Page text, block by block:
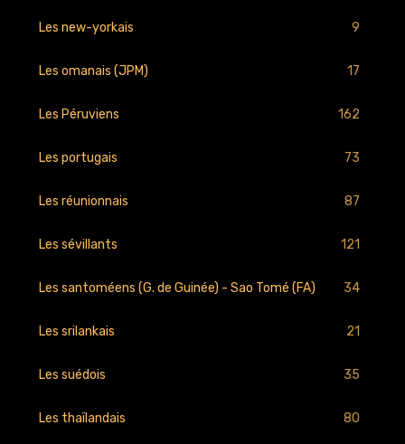
Les new-yorkais 9
Les omanais (JPM) 17
Les Péruviens 162
Les portugais 73
Les réunionnais 87
Les sévillants 121
Les santoméens (G. de Guinée) - Sao Tomé (FA) 34
Les srilankais 21
Les suédois 35
Les thaïlandais 80